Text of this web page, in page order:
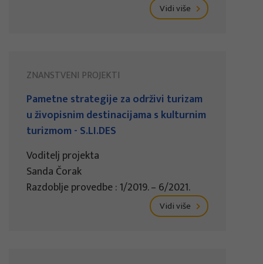
Vidi više
ZNANSTVENI PROJEKTI
Pametne strategije za održivi turizam
u živopisnim destinacijama s kulturnim
turizmom - S.LI.DES
Voditelj projekta
Sanda Čorak
Razdoblje provedbe : 1/2019. – 6/2021.
Vidi više